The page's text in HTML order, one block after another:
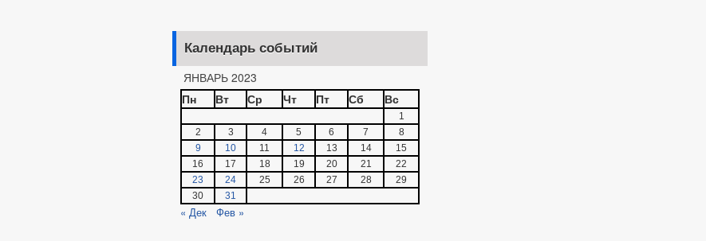
Календарь событий
ЯНВАРЬ 2023
Пн
Вт Ср Чт Пт Сб Вс
1
2
3 4 5 6 7
8
9
10 11 12 13 14
15
16
17 18 19 20 21
22
23
24 25 26 27 28
29
30
31
« Дек Фев »